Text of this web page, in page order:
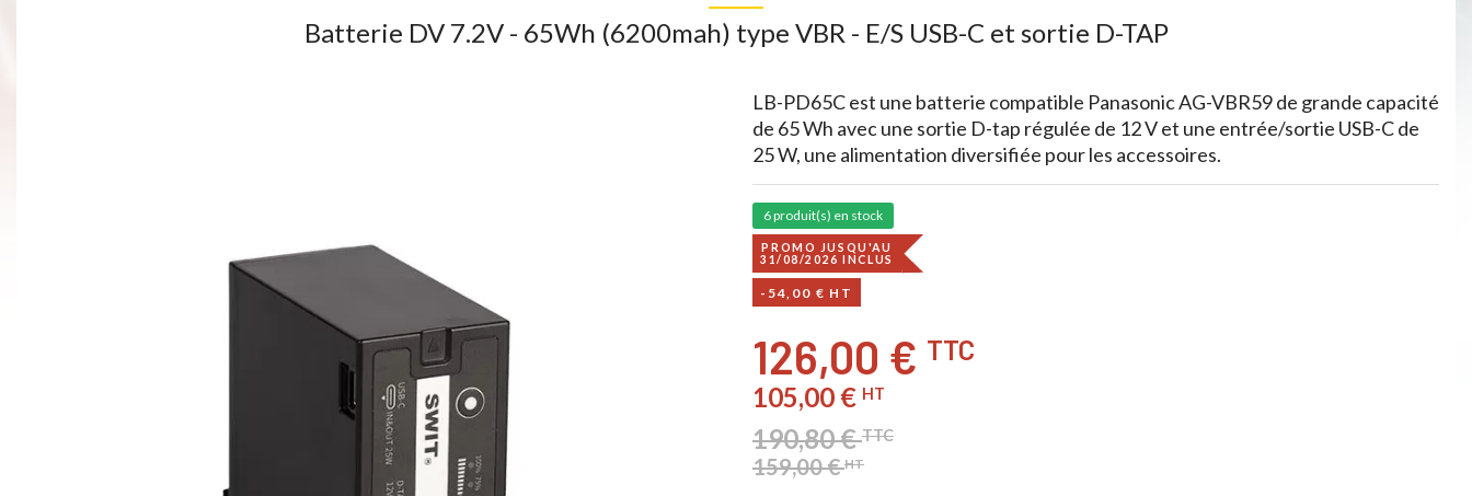
Batterie DV 7.2V - 65Wh (6200mah) type VBR - E/S USB-C et sortie D-TAP
LB-PD65C est une batterie compatible Panasonic AG-VBR59 de grande capacité
de 65 Wh avec une sortie D-tap régulée de 12 V et une entrée/sortie USB-C de
25 W, une alimentation diversifiée pour les accessoires.
6 produit(s) en stock
PROMO JUSQU'AU
31/08/2026 INCLUS
-54,00 € HT
126,00 € TTC
105,00 € HT
190,80 €TTC
159,00 €HT